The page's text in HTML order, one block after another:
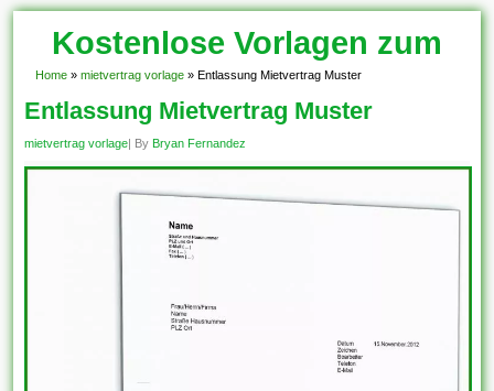
Kostenlose Vorlagen zum
Download!
Home » mietvertrag vorlage » Entlassung Mietvertrag Muster
Entlassung Mietvertrag Muster
mietvertrag vorlage| By Bryan Fernandez